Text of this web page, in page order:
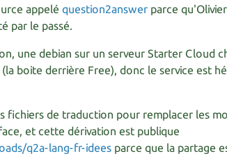
appelé question2answer parce
par le passé.
une debian sur un serveur Starter Cloud
boite derrière Free), donc le service est
fichiers de traduction pour remplacer les
et cette dérivation est publique
q2a-lang-fr-idees parce que la partage